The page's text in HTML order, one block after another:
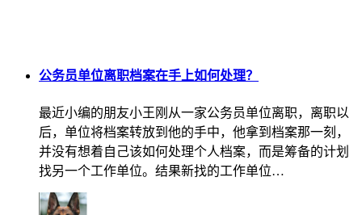
公务员单位离职档案在手上如何处理？
最近小编的朋友小王刚从一家公务员单位离职，离职以
后，单位将档案转放到他的手中，他拿到档案那一刻，
并没有想着自己该如何处理个人档案，而是筹备的计划
找另一个工作单位。结果新找的工作单位…